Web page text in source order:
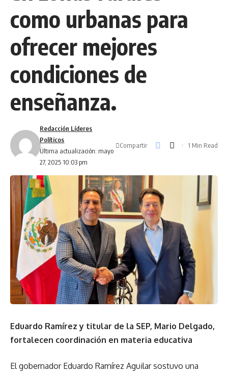
como urbanas para
ofrecer mejores
condiciones de
enseñanza.
Última actualización: mayo
27, 2025 10:03 pm
Redacción Líderes
Políticos
Compartir 1 Min Read
Eduardo Ramírez y titular de la SEP, Mario Delgado,
fortalecen coordinación en materia educativa
El gobernador Eduardo Ramírez Aguilar sostuvo una